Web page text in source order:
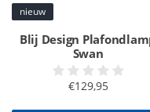
nieuw
Blij Design
Swan
€129,95